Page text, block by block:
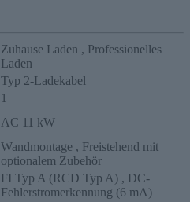
Zuhause Laden , Professionelles
Laden
Typ 2-Ladekabel
1
AC 11 kW
Wandmontage , Freistehend mit
optionalem Zubehör
FI Typ A (RCD Typ A) , DC-
Fehlerstromerkennung (6 mA)